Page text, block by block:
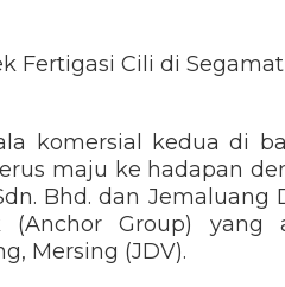
Fertigasi Cili di Segamat
komersial kedua di
maju ke hadapan
Bhd. dan Jemaluang
(Anchor Group) yang
Mersing (JDV).